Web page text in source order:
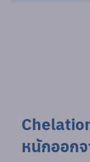
หนักออกจ